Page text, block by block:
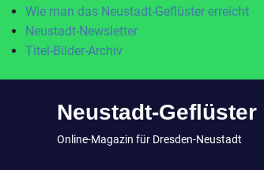
Wie man das Neustadt-Geflüster erreicht
Neustadt-Newsletter
Titel-Bilder-Archiv
Neustadt-Geflüster
Online-Magazin für Dresden-Neustadt